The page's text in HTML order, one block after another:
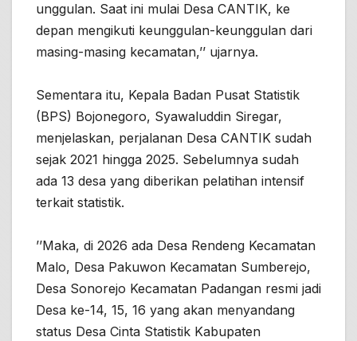
unggulan. Saat ini mulai Desa CANTIK, ke
depan mengikuti keunggulan-keunggulan dari
masing-masing kecamatan,’’ ujarnya.
Sementara itu, Kepala Badan Pusat Statistik
(BPS) Bojonegoro, Syawaluddin Siregar,
menjelaskan, perjalanan Desa CANTIK sudah
sejak 2021 hingga 2025. Sebelumnya sudah
ada 13 desa yang diberikan pelatihan intensif
terkait statistik.
’’Maka, di 2026 ada Desa Rendeng Kecamatan
Malo, Desa Pakuwon Kecamatan Sumberejo,
Desa Sonorejo Kecamatan Padangan resmi jadi
Desa ke-14, 15, 16 yang akan menyandang
status Desa Cinta Statistik Kabupaten